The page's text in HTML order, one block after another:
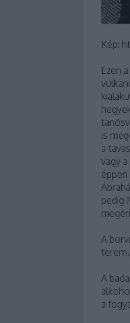
Kép:
Ezen
is
a
vagy
éppen
pedig
A
A
a